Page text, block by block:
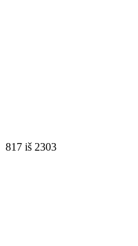
817 iš 2303